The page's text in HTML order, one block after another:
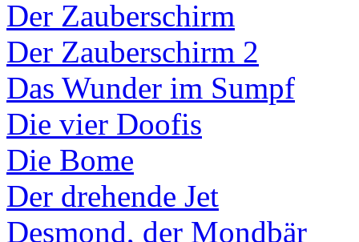
Der Zauberschirm
Der Zauberschirm 2
Das Wunder im Sumpf
Die vier Doofis
Die Bome
Der drehende Jet
Desmond, der Mondbär